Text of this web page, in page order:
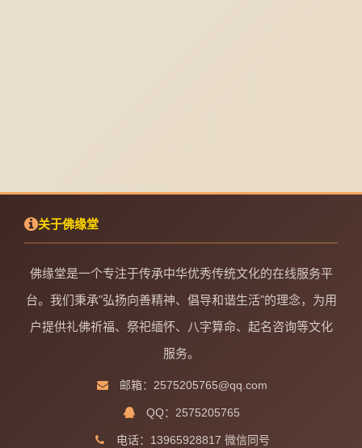
关于佛缘堂
佛缘堂是一个专注于传承中华优秀传统文化的在线服务平
台。我们秉承"弘扬向善精神、倡导和谐生活"的理念，为用
户提供礼佛祈福、祭祀缅怀、八字算命、起名咨询等文化
服务。
邮箱：2575205765@qq.com
QQ：2575205765
电话：13965928817 微信同号